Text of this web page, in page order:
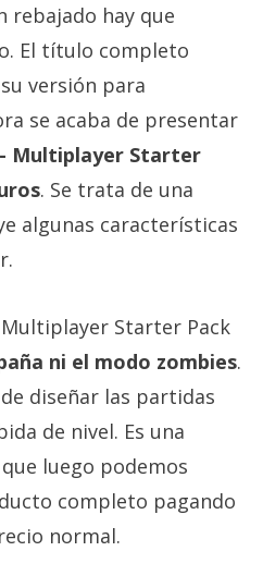
rebajado hay que
El título completo
versión para
se acaba de presentar
Multiplayer Starter
. Se trata de una
algunas características
Multiplayer Starter Pack
ni el modo zombies.
diseñar las partidas
de nivel. Es una
luego podemos
completo pagando
normal.